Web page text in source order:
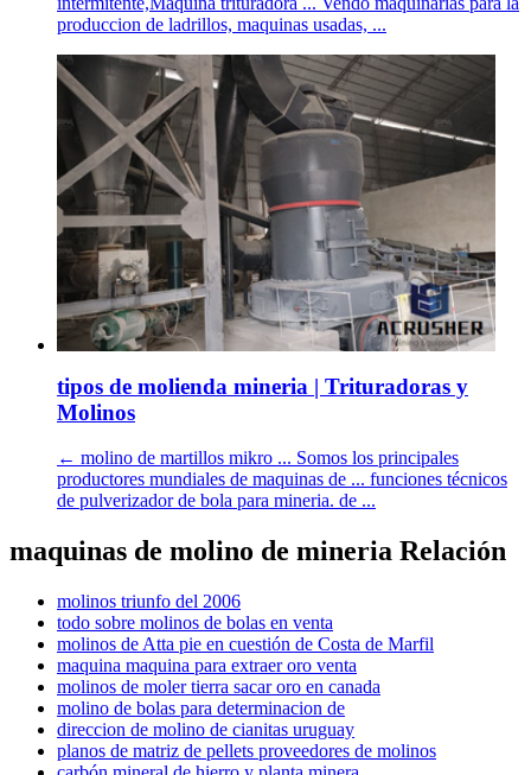
produccion de ladrillos, maquinas usadas, ...
tipos de molienda mineria | Trituradoras y
Molinos
← molino de martillos mikro ... Somos los principales
productores mundiales de maquinas de ... funciones técnicos
de pulverizador de bola para mineria. de ...
maquinas de molino de mineria Relación
molinos triunfo del 2006
todo sobre molinos de bolas en venta
molinos de Atta pie en cuestión de Costa de Marfil
maquina maquina para extraer oro venta
molinos de moler tierra sacar oro en canada
molino de bolas para determinacion de
direccion de molino de cianitas uruguay
planos de matriz de pellets proveedores de molinos